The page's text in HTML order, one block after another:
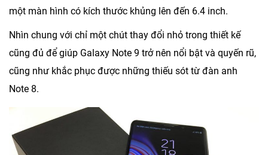
một màn hình có kích thước khủng lên đến 6.4 inch.
Nhìn chung với chỉ một chút thay đổi nhỏ trong thiết kế
cũng đủ để giúp Galaxy Note 9 trở nên nổi bật và quyến rũ,
cũng như khắc phục được những thiếu sót từ đàn anh
Note 8.